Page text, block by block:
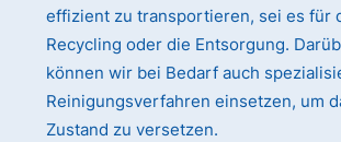
effizient zu transportieren, sei es für
Recycling oder die Entsorgung.
können wir bei Bedarf auch
Reinigungsverfahren einsetzen, um
Zustand zu versetzen.